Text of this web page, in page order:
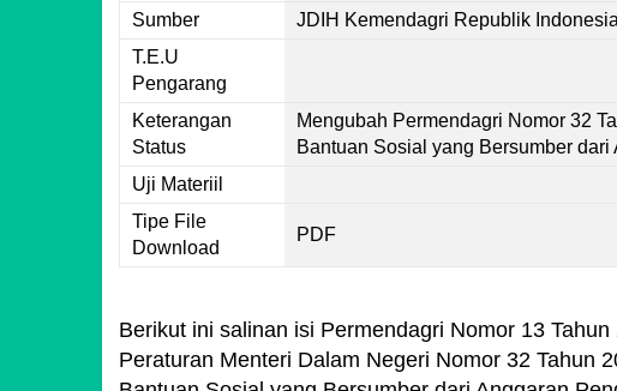
Sumber
JDIH Kemendagri Republik Indonesia
T.E.U
Pengarang
Keterangan
Status
Mengubah Permendagri Nomor 32
Bantuan Sosial yang Bersumber
Uji Materiil
Tipe File
Download
PDF
Berikut ini salinan isi Permendagri Nomor 13
Peraturan Menteri Dalam Negeri Nomor 32 Tahun